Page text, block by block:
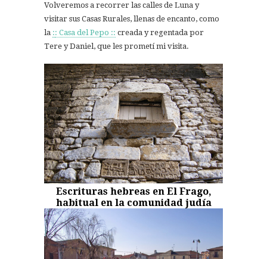
Volveremos a recorrer las calles de Luna y
visitar sus Casas Rurales, llenas de encanto, como
la :: Casa del Pepo :: creada y regentada por
Tere y Daniel, que les prometí mi visita.
Escrituras hebreas en El Frago,
habitual en la comunidad judía